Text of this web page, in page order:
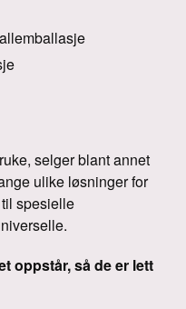
selger blant annet
ulike løsninger for
spesielle
oppstår, så de er lett